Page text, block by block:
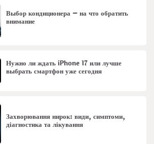
Выбор кондиционера – на что обратить
внимание
Нужно ли ждать iPhone 17 или лучше
выбрать смартфон уже сегодня
Захворювання нирок: види, симптоми,
діагностика та лікування